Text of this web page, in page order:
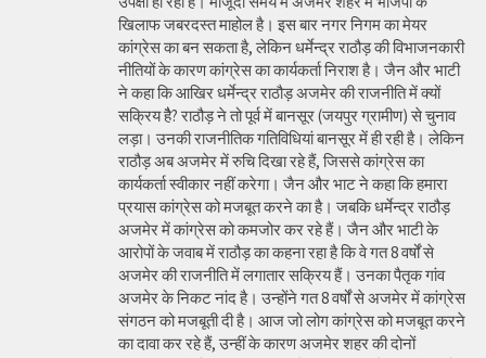
खिलाफ जबरदस्त माहोल है। इस बार नगर निगम का मेयर
कांग्रेस का बन सकता है, लेकिन धर्मेन्द्र राठौड़ की विभाजनकारी
नीतियों के कारण कांग्रेस का कार्यकर्ता निराश है। जैन और भाटी
ने कहा कि आखिर धर्मेन्द्र राठौड़ अजमेर की राजनीति में क्यों
सक्रिय हैै? राठौड़ ने तो पूर्व में बानसूर (जयपुर ग्रामीण) से चुनाव
लड़ा। उनकी राजनीतिक गतिविधियां बानसूर में ही रही है। लेकिन
राठौड़ अब अजमेर में रुचि दिखा रहे हैं, जिससे कांग्रेस का
कार्यकर्ता स्वीकार नहीं करेगा। जैन और भाट ने कहा कि हमारा
प्रयास कांग्रेस को मजबूत करने का है। जबकि धर्मेन्द्र राठौड़
अजमेर में कांग्रेस को कमजोर कर रहे हैं। जैन और भाटी के
आरोपों के जवाब में राठौड़ का कहना रहा है कि वे गत 8 वर्षों से
अजमेर की राजनीति में लगातार सक्रिय हैं। उनका पैतृक गांव
अजमेर के निकट नांद है। उन्होंने गत 8 वर्षों से अजमेर में कांग्रेस
संगठन को मजबूती दी है। आज जो लोग कांग्रेस को मजबूत करने
का दावा कर रहे हैं, उन्हीं के कारण अजमेर शहर की दोनों